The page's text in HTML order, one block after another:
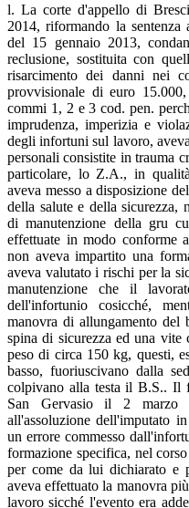
l. La corte d'appello di
2014, riformando la
del 15 gennaio 2013,
reclusione, sostituita con
risarcimento dei danni nei
provvisionale di euro
commi 1, 2 e 3 cod. pen.
imprudenza, imperizia e
degli infortuni sul lavoro,
personali consistite in trauma
particolare, lo Z.A., in
aveva messo a disposizione
della salute e della sicurezza,
di manutenzione della gru
effettuate in modo conforme
non aveva impartito una
aveva valutato i rischi per la
manutenzione che il
dell'infortunio cosicché,
manovra di allungamento del
spina di sicurezza ed una
peso di circa 150 kg, questi,
basso, fuoriuscivano dalla
colpivano alla testa il B.S.. Il
San Gervasio il 2 marzo
all'assoluzione dell'imputato
un errore commesso
formazione specifica, nel
per come da lui dichiarato e
aveva effettuato la manovra
lavoro sicché l'evento era